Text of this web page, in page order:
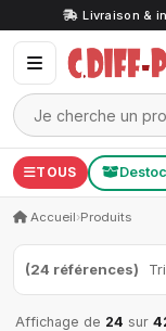
Livraison &
TOUS
Accueil›Produits
(24 références)
Affichage de 24 sur